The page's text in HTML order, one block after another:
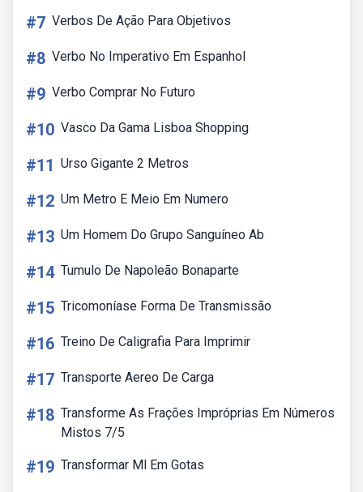
#7 Verbos De Ação Para Objetivos
#8 Verbo No Imperativo Em Espanhol
#9 Verbo Comprar No Futuro
#10 Vasco Da Gama Lisboa Shopping
#11 Urso Gigante 2 Metros
#12 Um Metro E Meio Em Numero
#13 Um Homem Do Grupo Sanguíneo Ab
#14 Tumulo De Napoleão Bonaparte
#15 Tricomoníase Forma De Transmissão
#16 Treino De Caligrafia Para Imprimir
#17 Transporte Aereo De Carga
#18 Transforme As Frações Impróprias Em Números
Mistos 7/5
#19 Transformar Ml Em Gotas